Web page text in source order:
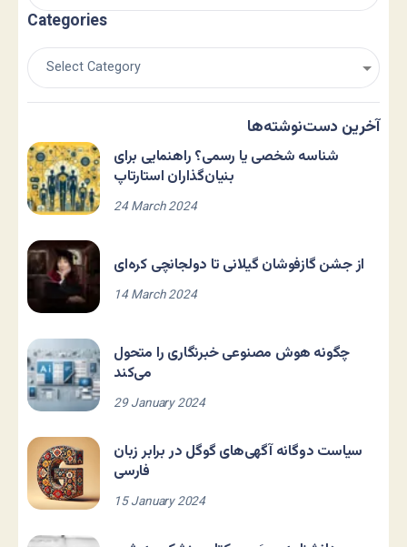
Categories
آخرین دست‌نوشته‌ها
شناسه شخصی یا رسمی؟ راهنمایی برای
بنیان‌گذاران استارتاپ
24 March 2024
از جشن گازفوشان گیلانی تا دولجانچی کره‌ای
14 March 2024
چگونه هوش مصنوعی خبرنگاری را متحول
می‌کند
29 January 2024
سیاست دوگانه آگهی‌های گوگل در برابر زبان
فارسی
15 January 2024